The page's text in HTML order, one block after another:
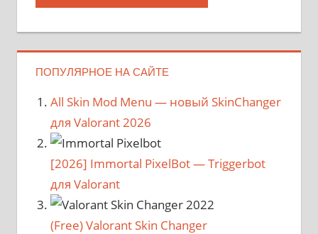
ПОПУЛЯРНОЕ НА САЙТЕ
All Skin Mod Menu — новый SkinChanger
для Valorant 2026
[2026] Immortal PixelBot — Triggerbot
для Valorant
(Free) Valorant Skin Changer